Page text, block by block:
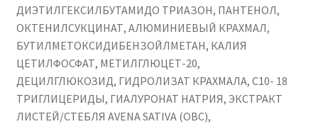
ДИЭТИЛГЕКСИЛБУТАМИДО ТРИАЗОН, ПАНТЕНОЛ,
ОКТЕНИЛСУКЦИНАТ, АЛЮМИНИЕВЫЙ КРАХМАЛ,
БУТИЛМЕТОКСИДИБЕНЗОЙЛМЕТАН, КАЛИЯ
ЦЕТИЛФОСФАТ, МЕТИЛГЛЮЦЕТ-20,
ДЕЦИЛГЛЮКОЗИД, ГИДРОЛИЗАТ КРАХМАЛА, C10- 18
ТРИГЛИЦЕРИДЫ, ГИАЛУРОНАТ НАТРИЯ, ЭКСТРАКТ
ЛИСТЕЙ/СТЕБЛЯ AVENA SATIVA (ОВС),